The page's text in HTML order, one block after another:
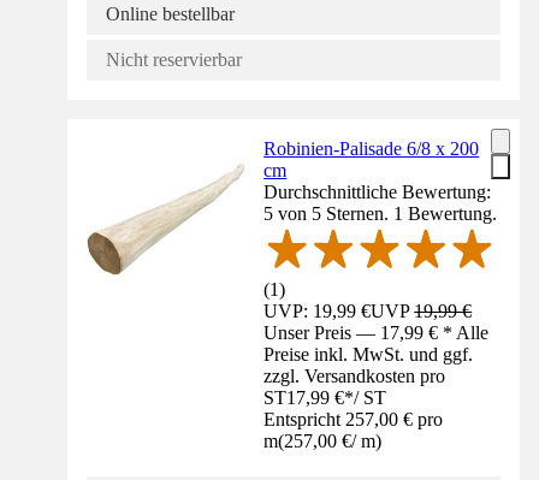
Online bestellbar
Nicht reservierbar
Robinien-Palisade 6/8 x 200
cm
Durchschnittliche Bewertung:
5 von 5 Sternen. 1 Bewertung.
(1)
UVP: 19,99 €UVP19,99 €
Unser Preis — 17,99 € * Alle
Preise inkl. MwSt. und ggf.
zzgl. Versandkosten pro
ST17,99 €*/ ST
Entspricht 257,00 € pro
m(257,00 €/ m)